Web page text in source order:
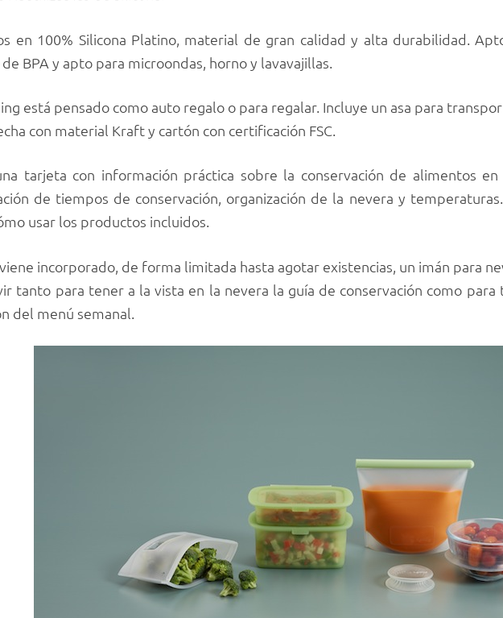
en 100% Silicona Platino, material de gran calidad y alta durabilidad.
BPA y apto para microondas, horno y lavavajillas.
está pensado como auto regalo o para regalar. Incluye un asa para
con material Kraft y cartón con certificación FSC.
tarjeta con información práctica sobre la conservación de alimentos
de tiempos de conservación, organización de la nevera y
usar los productos incluidos.
incorporado, de forma limitada hasta agotar existencias, un imán para
tanto para tener a la vista en la nevera la guía de conservación como
del menú semanal.